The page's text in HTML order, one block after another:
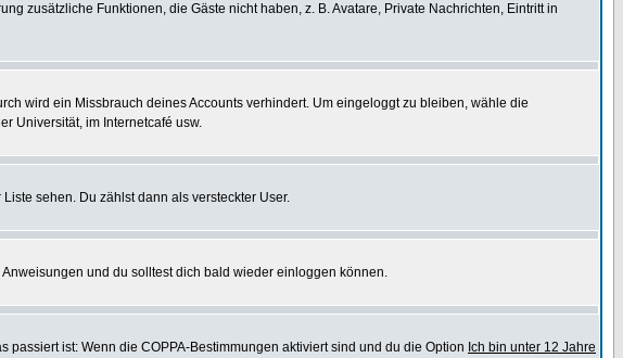
zusätzliche Funktionen, die Gäste nicht haben, z. B. Avatare, Private Nachrichten, Eintritt in
wird ein Missbrauch deines Accounts verhindert. Um eingeloggt zu bleiben, wähle die
Universität, im Internetcafé usw.
sehen. Du zählst dann als versteckter User.
Anweisungen und du solltest dich bald wieder einloggen können.
ist: Wenn die COPPA-Bestimmungen aktiviert sind und du die Option Ich bin unter 12 Jahre